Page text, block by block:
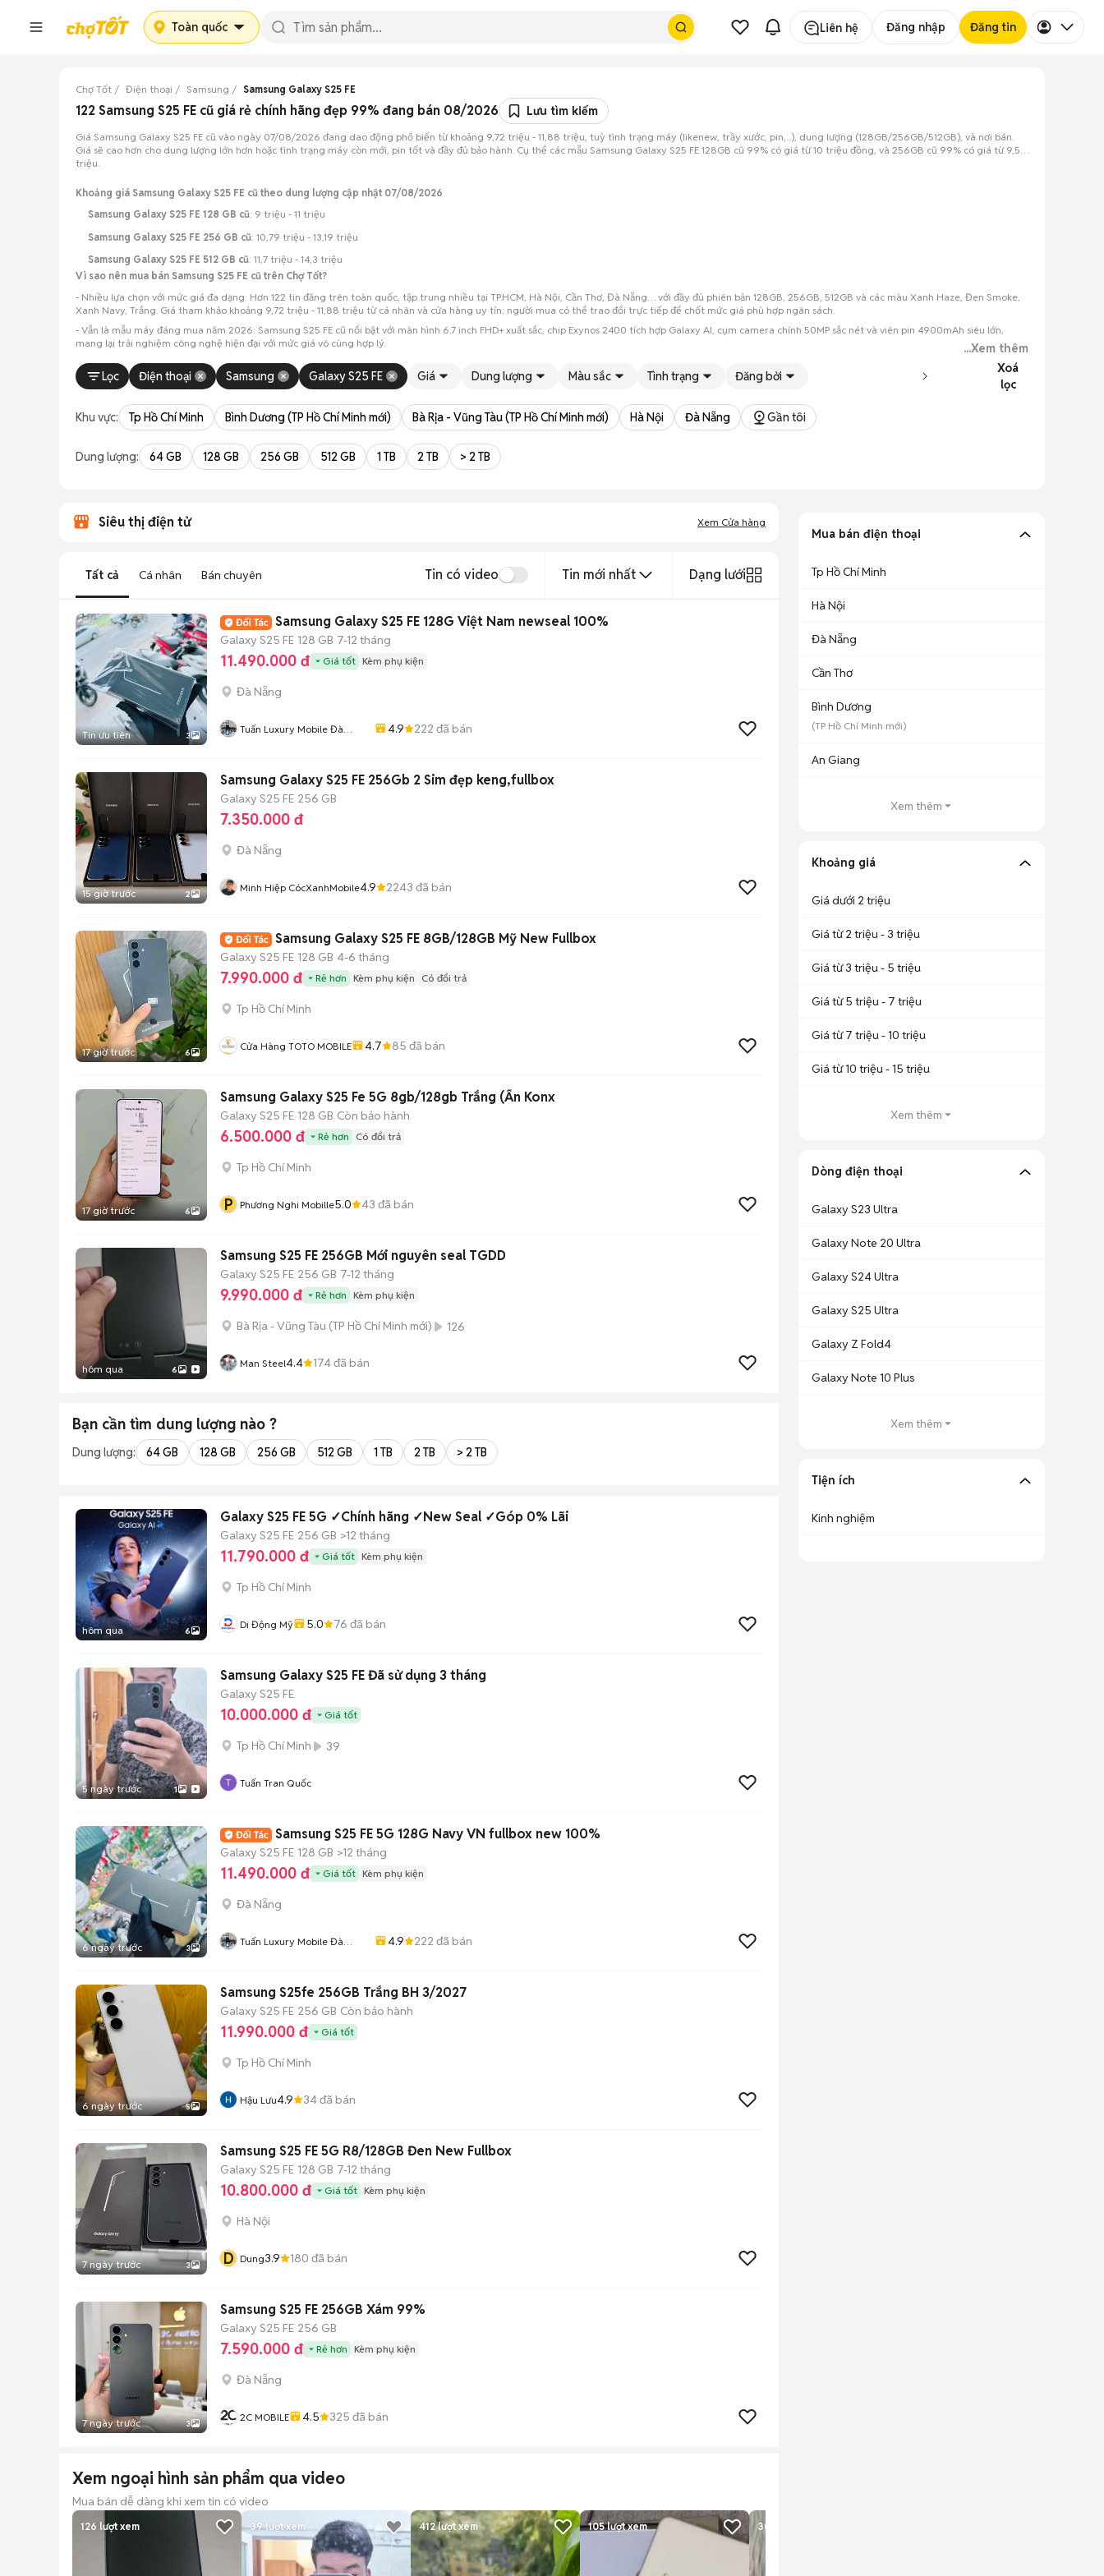
Toàn quốc Liên hệ Đăng nhập Đăng tin
Chợ Tốt Điện thoại Samsung Samsung Galaxy S25 FE
122 Samsung S25 FE cũ giá rẻ chính hãng đẹp 99% đang bán 08/2026 Lưu tìm kiếm
Giá Samsung Galaxy S25 FE cũ vào ngày 07/08/2026 đang dao động phổ biến từ khoảng 9,72 triệu - 11,88 triệu, tuỳ tình trạng máy (likenew, trầy xước, pin,...), dung lượng (128GB/256GB/512GB), và nơi bán.
Giá sẽ cao hơn cho dung lượng lớn hơn hoặc tình trạng máy còn mới, pin tốt và đầy đủ bảo hành. Cụ thể các mẫu Samsung Galaxy S25 FE 128GB cũ 99% có giá từ 10 triệu đồng, và 256GB cũ 99% có giá từ 9,5
triệu.
Khoảng giá Samsung Galaxy S25 FE cũ theo dung lượng cập nhật 07/08/2026
Samsung Galaxy S25 FE 128 GB cũ: 9 triệu - 11 triệu
Samsung Galaxy S25 FE 256 GB cũ: 10,79 triệu - 13,19 triệu
Samsung Galaxy S25 FE 512 GB cũ: 11,7 triệu - 14,3 triệu
Vì sao nên mua bán Samsung S25 FE cũ trên Chợ Tốt?
- Nhiều lựa chọn với mức giá đa dạng: Hơn 122 tin đăng trên toàn quốc, tập trung nhiều tại TP.HCM, Hà Nội, Cần Thơ, Đà Nẵng… với đầy đủ phiên bản 128GB, 256GB, 512GB và các màu Xanh Haze, Đen Smoke,
Xanh Navy, Trắng. Giá tham khảo khoảng 9,72 triệu - 11,88 triệu từ cá nhân và cửa hàng uy tín; người mua có thể trao đổi trực tiếp để chốt mức giá phù hợp ngân sách.
- Vẫn là mẫu máy đáng mua năm 2026: Samsung S25 FE cũ nổi bật với màn hình 6.7 inch FHD+ xuất sắc, chip Exynos 2400 tích hợp Galaxy AI, cụm camera chính 50MP sắc nét và viên pin 4900mAh siêu lớn,
mang lại trải nghiệm công nghệ hiện đại với mức giá vô cùng hợp lý.
...Xem thêm
Lọc
Điện thoại Samsung Galaxy S25 FE Giá Dung lượng Màu sắc Tình trạng Đăng bởi
Xoá
lọc
Khu vực: Tp Hồ Chí Minh Bình Dương (TP Hồ Chí Minh mới) Bà Rịa - Vũng Tàu (TP Hồ Chí Minh mới) Hà Nội Đà Nẵng Gần tôi
Dung lượng: 64 GB 128 GB 256 GB 512 GB 1 TB 2 TB > 2 TB
Siêu thị điện tử Xem Cửa hàng
Tất cả Cá nhân Bán chuyên Tin có video Tin mới nhất Dạng lưới
Tin ưu tiên 3
Samsung Galaxy S25 FE 128G Việt Nam newseal 100%
Galaxy S25 FE 128 GB 7-12 tháng
11.490.000 đ Giá tốt Kèm phụ kiện
Đà Nẵng
Tuấn Luxury Mobile Đà
4.9 222 đã bán
15 giờ trước 2
Samsung Galaxy S25 FE 256Gb 2 Sim đẹp keng,fullbox
Galaxy S25 FE 256 GB
7.350.000 đ
Đà Nẵng
Minh Hiệp CócXanhMobile4.9 2243 đã bán
17 giờ trước 6
Samsung Galaxy S25 FE 8GB/128GB Mỹ New Fullbox
Galaxy S25 FE 128 GB 4-6 tháng
7.990.000 đ Rẻ hơn Kèm phụ kiện Có đổi trả
Tp Hồ Chí Minh
Cửa Hàng TOTO MOBILE 4.7 85 đã bán
17 giờ trước 6
Samsung Galaxy S25 Fe 5G 8gb/128gb Trắng (Ẩn Konx
Galaxy S25 FE 128 GB Còn bảo hành
6.500.000 đ Rẻ hơn Có đổi trả
Tp Hồ Chí Minh
P Phương Nghi Mobille5.0 43 đã bán
hôm qua 6
Samsung S25 FE 256GB Mới nguyên seal TGDD
Galaxy S25 FE 256 GB 7-12 tháng
9.990.000 đ Rẻ hơn Kèm phụ kiện
Bà Rịa - Vũng Tàu (TP Hồ Chí Minh mới) 126
Man Steel4.4 174đã bán
Bạn cần tìm dung lượng nào ?
Dung lượng: 64 GB 128 GB 256 GB 512 GB 1 TB 2 TB > 2 TB
hôm qua 6
Galaxy S25 FE 5G ✓Chính hãng ✓New Seal ✓Góp 0% Lãi
Galaxy S25 FE 256 GB >12 tháng
11.790.000 đ Giá tốt Kèm phụ kiện
Tp Hồ Chí Minh
Di Động Mỹ 5.0 76 đã bán
5 ngày trước 1
Samsung Galaxy S25 FE Đã sử dụng 3 tháng
Galaxy S25 FE
10.000.000 đ Giá tốt
Tp Hồ Chí Minh 39
Tuấn Tran Quốc
6 ngày trước 3
Samsung S25 FE 5G 128G Navy VN fullbox new 100%
Galaxy S25 FE 128 GB >12 tháng
11.490.000 đ Giá tốt Kèm phụ kiện
Đà Nẵng
Tuấn Luxury Mobile Đà
4.9 222 đã bán
6 ngày trước 5
Samsung S25fe 256GB Trắng BH 3/2027
Galaxy S25 FE 256 GB Còn bảo hành
11.990.000 đ Giá tốt
Tp Hồ Chí Minh
Hậu Lưu4.9 34đã bán
7 ngày trước 3
Samsung S25 FE 5G R8/128GB Đen New Fullbox
Galaxy S25 FE 128 GB 7-12 tháng
10.800.000 đ Giá tốt Kèm phụ kiện
Hà Nội
D Dung3.9 180 đã bán
7 ngày trước 3
Samsung S25 FE 256GB Xám 99%
Galaxy S25 FE 256 GB
7.590.000 đ Rẻ hơn Kèm phụ kiện
Đà Nẵng
2C MOBILE 4.5 325 đã bán
Xem ngoại hình sản phẩm qua video
Mua bán dễ dàng khi xem tin có video
126 lượt xem 39lượt xem 412lượt xem 105lượt xem 304
Mua bán điện thoại
Tp Hồ Chí Minh
Hà Nội
Đà Nẵng
Cần Thơ
Bình Dương
(TP Hồ Chí Minh mới)
An Giang
Xem thêm
Khoảng giá
Giá dưới 2 triệu
Giá từ 2 triệu - 3 triệu
Giá từ 3 triệu - 5 triệu
Giá từ 5 triệu - 7 triệu
Giá từ 7 triệu - 10 triệu
Giá từ 10 triệu - 15 triệu
Xem thêm
Dòng điện thoại
Galaxy S23 Ultra
Galaxy Note 20 Ultra
Galaxy S24 Ultra
Galaxy S25 Ultra
Galaxy Z Fold4
Galaxy Note 10 Plus
Xem thêm
Tiện ích
Kinh nghiệm